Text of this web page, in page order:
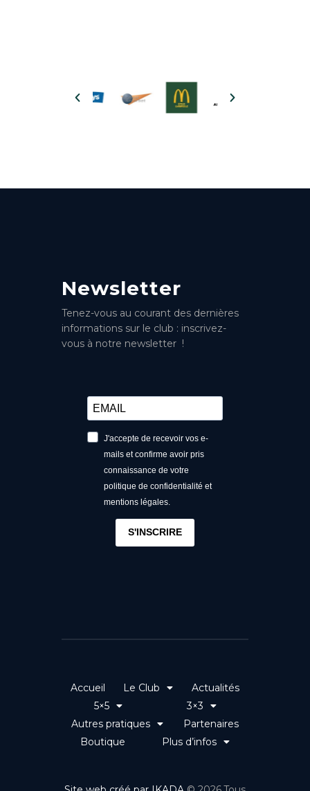
Newsletter
Tenez-vous au courant des dernières
informations sur le club : inscrivez-
vous à notre newsletter !
J'accepte de recevoir vos e-
mails et confirme avoir pris
connaissance de votre
politique de confidentialité et
mentions légales.
S'INSCRIRE
Accueil Le Club
Actualités
5×5
3×3
Autres pratiques
Partenaires
Boutique
Plus d’infos